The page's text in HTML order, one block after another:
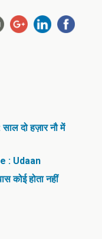
दो हज़ार नौ में
: Udaan
कोई होता नहीं